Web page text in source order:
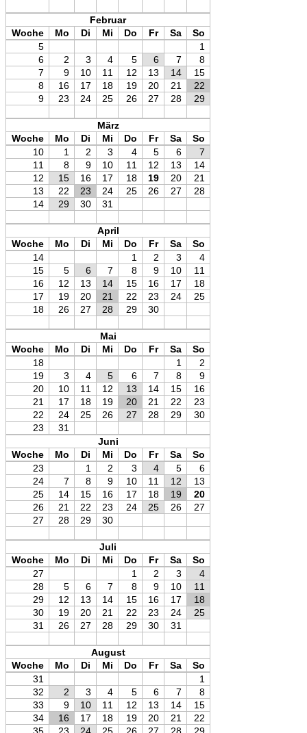
Februar
Woche
Mo Di Mi Do Fr Sa
So
5
1
6
2 3 4 5 6 7
8
7
9 10 11 12 13 14
15
8
16 17 18 19 20 21
22
9
23 24 25 26 27 28 29
März
Woche
Mo Di Mi Do Fr Sa
So
10
1 2 3 4 5 6
7
11
8 9 10 11 12 13
14
12
15 16 17 18 19 20
21
13
22 23 24 25 26 27
28
14
29 30 31
April
Woche
Mo Di Mi Do Fr Sa
So
14
1 2 3
4
15
5 6 7 8 9 10
11
16
12 13 14 15 16 17
18
17
19 20 21 22 23 24
25
18
26 27 28 29 30
Mai
Woche
Mo Di Mi Do Fr Sa
So
18
1
2
19
3 4 5 6 7 8
9
20
10 11 12 13 14 15
16
21
17 18 19 20 21 22
23
22
24 25 26 27 28 29
30
23
31
Juni
Woche
Mo Di Mi Do Fr Sa
So
23
1 2 3 4 5
6
24
7 8 9 10 11 12
13
25
14 15 16 17 18 19
20
26
21 22 23 24 25 26
27
27
28 29 30
Juli
Woche
Mo Di Mi Do Fr Sa
So
27
1 2 3
4
28
5 6 7 8 9 10
11
29
12 13 14 15 16 17
18
30
19 20 21 22 23 24
25
31
26 27 28 29 30 31
August
Woche
Mo Di Mi Do Fr Sa
So
31
1
32
2 3 4 5 6 7
8
33
9 10 11 12 13 14
15
34
16 17 18 19 20 21
22